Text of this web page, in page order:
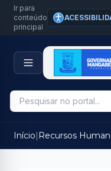
Ir para
conteúdo
principal
Início| Recursos